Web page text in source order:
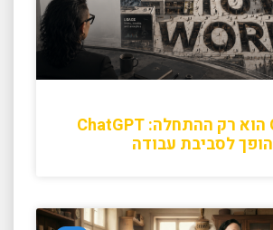
GPT-5.6 הוא רק ההתחלה: ChatGPT
הופך לסביבת עבודה